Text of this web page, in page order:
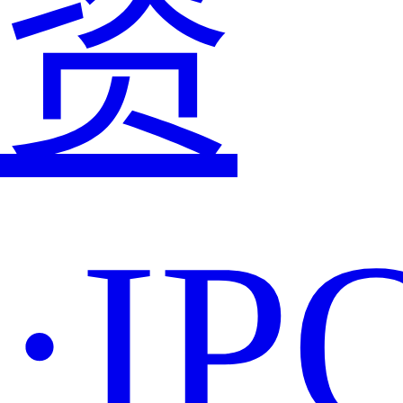
资